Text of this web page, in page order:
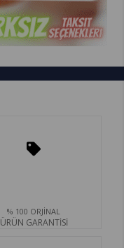
% 100 ORJİNAL
ÜRÜN GARANTİSİ